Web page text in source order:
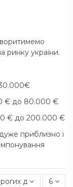
ринку україни.
30.000€
€ до 80.000 €
€ до 200.000 €
приблизно і
до дешевих
6